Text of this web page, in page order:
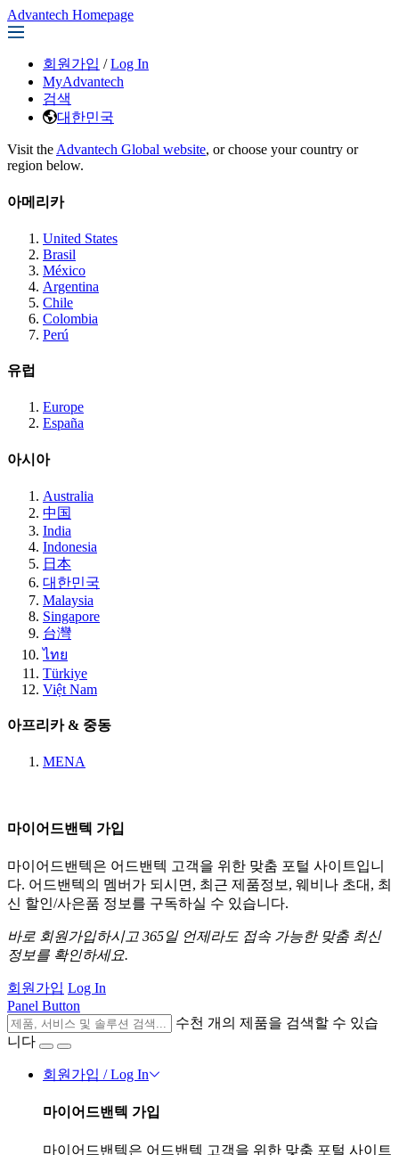
Advantech Homepage
회원가입 / Log In
MyAdvantech
검색
대한민국
Visit the Advantech Global website, or choose your country or
region below.
아메리카
United States
Brasil
México
Argentina
Chile
Colombia
Perú
유럽
Europe
España
아시아
Australia
中国
India
Indonesia
日本
대한민국
Malaysia
Singapore
台灣
ไทย
Türkiye
Việt Nam
아프리카 & 중동
MENA
마이어드밴텍 가입
마이어드밴텍은 어드밴텍 고객을 위한 맞춤 포털 사이트입니
다. 어드밴텍의 멤버가 되시면, 최근 제품정보, 웨비나 초대, 최
신 할인/사은품 정보를 구독하실 수 있습니다.
바로 회원가입하시고 365일 언제라도 접속 가능한 맞춤 최신
정보를 확인하세요.
회원가입 Log In
Panel Button
수천 개의 제품을 검색할 수 있습
니다
회원가입 / Log In
마이어드밴텍 가입
마이어드밴텍은 어드밴텍 고객을 위한 맞춤 포털 사이트